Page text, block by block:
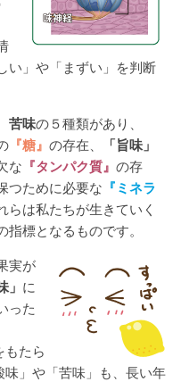
い」や「まずい」を判断
苦味の５種類があり、
『糖』 の存在、
「旨味」
な 『タンパク質』 の存
つために必要な 『ミネラ
らは私たちが生きていく
標となるものです。
実が
」 に
った
もたら
味」や「苦味」も、長い年